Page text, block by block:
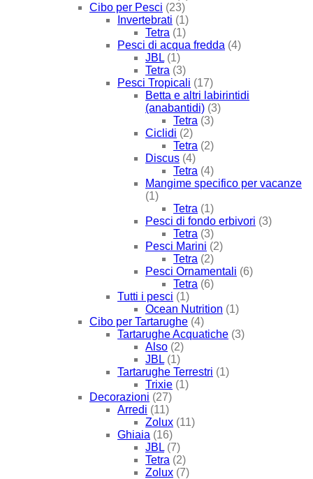
Cibo per Pesci (23)
Invertebrati (1)
Tetra (1)
Pesci di acqua fredda (4)
JBL (1)
Tetra (3)
Pesci Tropicali (17)
Betta e altri labirintidi
(anabantidi) (3)
Tetra (3)
Ciclidi (2)
Tetra (2)
Discus (4)
Tetra (4)
Mangime specifico per vacanze
(1)
Tetra (1)
Pesci di fondo erbivori (3)
Tetra (3)
Pesci Marini (2)
Tetra (2)
Pesci Ornamentali (6)
Tetra (6)
Tutti i pesci (1)
Ocean Nutrition (1)
Cibo per Tartarughe (4)
Tartarughe Acquatiche (3)
Also (2)
JBL (1)
Tartarughe Terrestri (1)
Trixie (1)
Decorazioni (27)
Arredi (11)
Zolux (11)
Ghiaia (16)
JBL (7)
Tetra (2)
Zolux (7)